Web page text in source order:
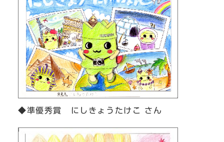
◆準優秀賞 にしきょうたけこ さん